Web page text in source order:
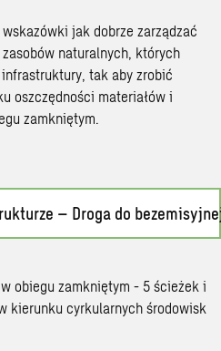
jak dobrze zarządzać
naturalnych, których
tak aby zrobić
oszczędności materiałów i
zamkniętym.
– Droga do